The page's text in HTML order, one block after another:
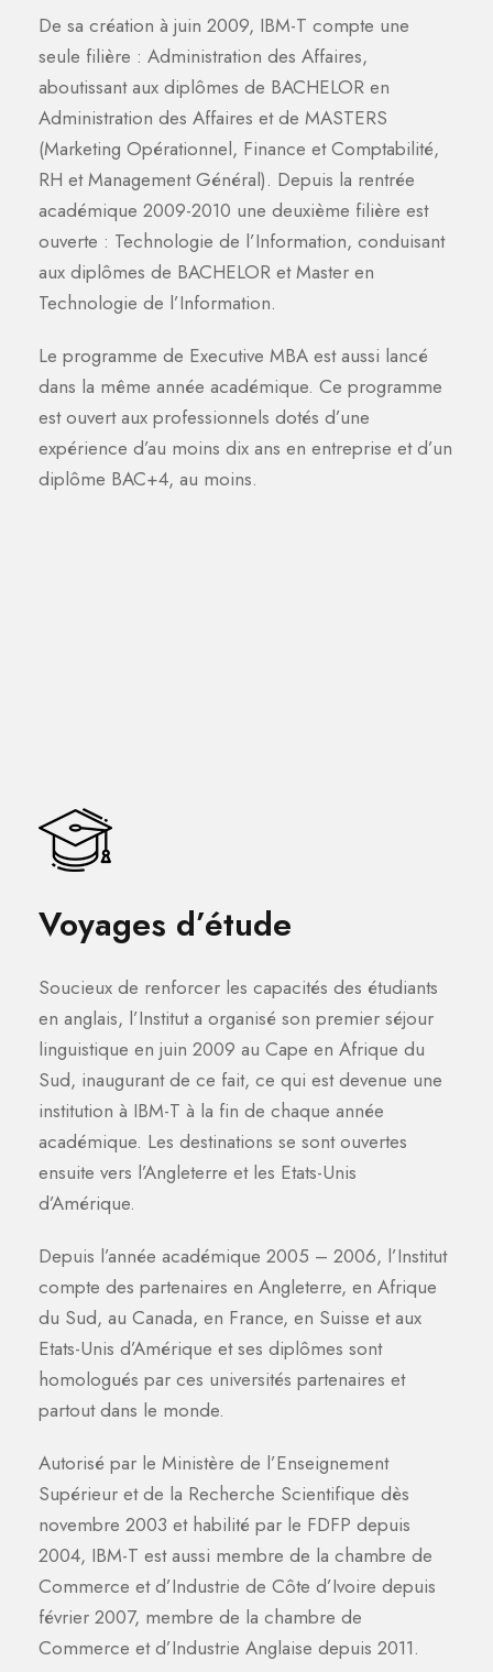
De sa création à juin 2009, IBM-T compte une
seule filière : Administration des Affaires,
aboutissant aux diplômes de BACHELOR en
Administration des Affaires et de MASTERS
(Marketing Opérationnel, Finance et Comptabilité,
RH et Management Général). Depuis la rentrée
académique 2009-2010 une deuxième filière est
ouverte : Technologie de l’Information, conduisant
aux diplômes de BACHELOR et Master en
Technologie de l’Information.
Le programme de Executive MBA est aussi lancé
dans la même année académique. Ce programme
est ouvert aux professionnels dotés d’une
expérience d’au moins dix ans en entreprise et d’un
diplôme BAC+4, au moins.
Voyages d’étude
Soucieux de renforcer les capacités des étudiants
en anglais, l’Institut a organisé son premier séjour
linguistique en juin 2009 au Cape en Afrique du
Sud, inaugurant de ce fait, ce qui est devenue une
institution à IBM-T à la fin de chaque année
académique. Les destinations se sont ouvertes
ensuite vers l’Angleterre et les Etats-Unis
d’Amérique.
Depuis l’année académique 2005 – 2006, l’Institut
compte des partenaires en Angleterre, en Afrique
du Sud, au Canada, en France, en Suisse et aux
Etats-Unis d’Amérique et ses diplômes sont
homologués par ces universités partenaires et
partout dans le monde.
Autorisé par le Ministère de l’Enseignement
Supérieur et de la Recherche Scientifique dès
novembre 2003 et habilité par le FDFP depuis
2004, IBM-T est aussi membre de la chambre de
Commerce et d’Industrie de Côte d’Ivoire depuis
février 2007, membre de la chambre de
Commerce et d’Industrie Anglaise depuis 2011.